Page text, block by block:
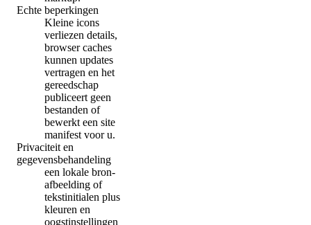
Echte beperkingen
Kleine icons
verliezen details,
browser caches
kunnen updates
vertragen en het
gereedschap
publiceert geen
bestanden of
bewerkt een site
manifest voor u.
Privaciteit en
gegevensbehandeling
een lokale bron-
afbeelding of
tekstinitialen plus
kleuren en
oogstinstellingen